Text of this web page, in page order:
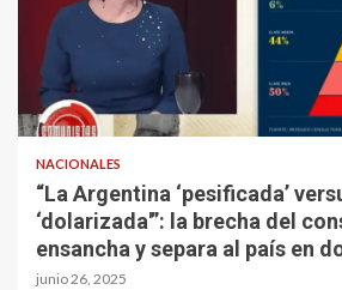
NACIONALES
“La Argentina ‘pesificada’
‘dolarizada'”: la brecha del
ensancha y separa al país en
junio 26, 2025